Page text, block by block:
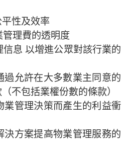
性及效率
理費的透明度
息 以增進公眾對該行業的
過允許在大多數業主同意的
不包括業權份數的條款）
業管理決策而產生的利益衝
決方案提高物業管理服務的